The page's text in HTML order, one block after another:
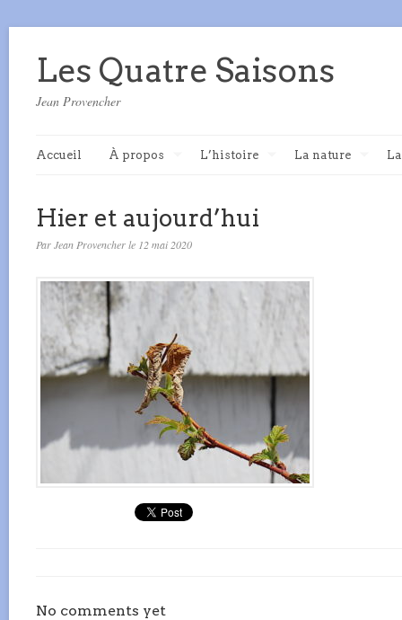
Les Quatre Saisons
Jean Provencher
Accueil À propos L’histoire La nature
Hier et aujourd’hui
Par Jean Provencher le 12 mai 2020
No comments yet